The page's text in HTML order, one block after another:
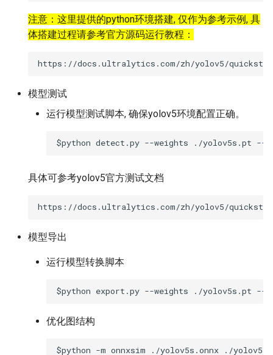
注意：这里提供的python环境搭建, 仅作为参考示例, 具
体搭建过程请参考官方源码运行教程：
模型测试
运行模型测试脚本, 确保yolov5环境配置正确。
具体可参考yolov5官方测试文档
模型导出
运行模型转换脚本
优化图结构